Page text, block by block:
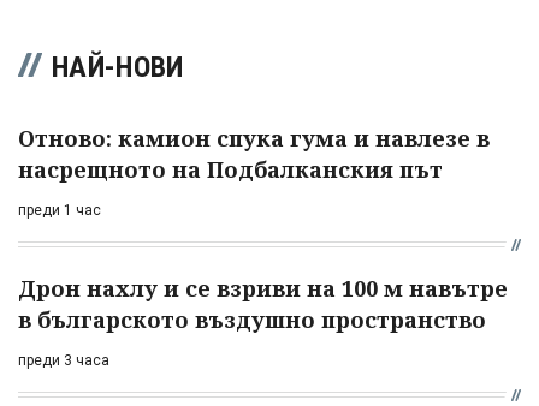
НАЙ-НОВИ
Отново: камион спука гума и навлезе в
насрещното на Подбалканския път
преди 1 час
Дрон нахлу и се взриви на 100 м навътре
в българското въздушно пространство
преди 3 часа